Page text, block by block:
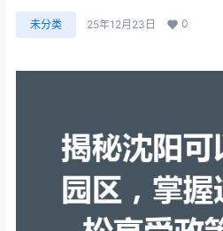
未分类 25年12月23日 0